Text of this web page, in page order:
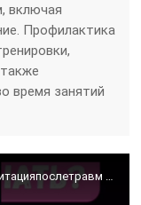
включая
Профилактика
время занятий